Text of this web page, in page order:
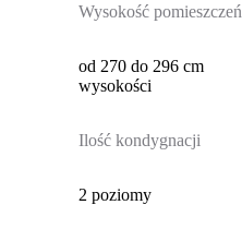
Wysokość pomieszczeń
od 270 do 296 cm
wysokości
Ilość kondygnacji
2 poziomy